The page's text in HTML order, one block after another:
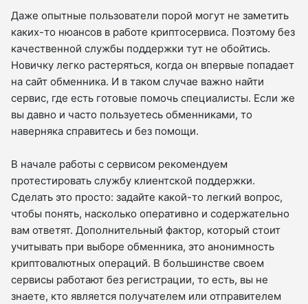
Даже опытные пользователи порой могут не заметить
каких-то нюансов в работе криптосервиса. Поэтому без
качественной службы поддержки тут не обойтись.
Новичку легко растеряться, когда он впервые попадает
на сайт обменника. И в таком случае важно найти
сервис, где есть готовые помочь специалисты. Если же
вы давно и часто пользуетесь обменниками, то
наверняка справитесь и без помощи.
В начале работы с сервисом рекомендуем
протестировать службу клиентской поддержки.
Сделать это просто: задайте какой-то легкий вопрос,
чтобы понять, насколько оперативно и содержательно
вам ответят. Дополнительный фактор, который стоит
учитывать при выборе обменника, это анонимность
криптовалютных операций. В большинстве своем
сервисы работают без регистрации, то есть, вы не
знаете, кто является получателем или отправителем